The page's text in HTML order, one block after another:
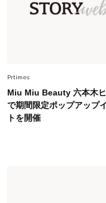
上野千
【ジェ
Lifestyle
梅宮
を育み
Prtimes
Miu Miu Beauty 六本木
で期間限定ポップアップ
トを開催